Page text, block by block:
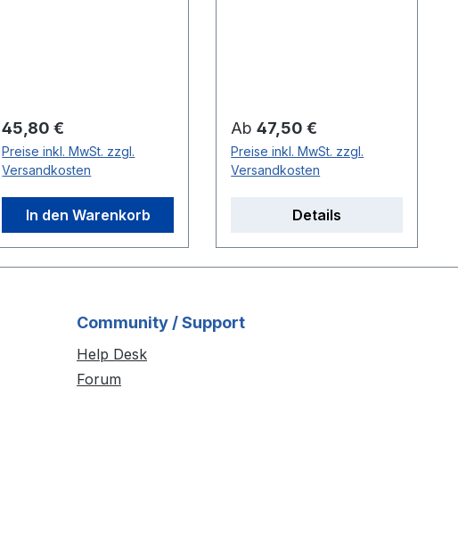
Regulärer Preis:
45,80 €
Preise inkl. MwSt. zzgl.
Versandkosten
In den Warenkorb
Verschlüssen. Die
Packtasche hat die
Abmessung: ca.10x26x30
Befestigungsmaterial zur
einfachen Anbringung
an Ihrer NSU Quickly
Regulärer Preis:
Ab47,50 €
Preise inkl. MwSt. zzgl.
Versandkosten
Details
Community / Support
Help Desk
Forum